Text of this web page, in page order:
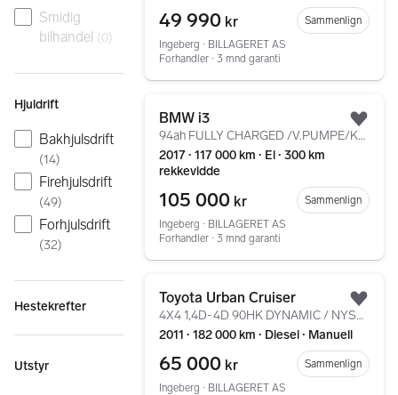
Smidig
bilhandel (0)
Hjuldrift
Bakhjulsdrift
(14)
Firehjulsdrift
(49)
Forhjulsdrift
(32)
Hestekrefter
Utstyr
49 990 kr
Sammenlign
Ingeberg ∙ BILLAGERET AS
Forhandler ∙ 3 mnd garanti
BMW i3
94ah FULLY CHARGED /V.PUMPE/KAMERA/NAVI/DAB+/HARMAN/++
2017 ∙ 117 000 km ∙ El ∙ 300 km
rekkevidde
105 000 kr
Sammenlign
Ingeberg ∙ BILLAGERET AS
Forhandler ∙ 3 mnd garanti
Toyota Urban Cruiser
4X4 1,4D-4D 90HK DYNAMIC / NYSERVET / HENGERFESTE
2011 ∙ 182 000 km ∙ Diesel ∙ Manuell
65 000 kr
Sammenlign
Ingeberg ∙ BILLAGERET AS